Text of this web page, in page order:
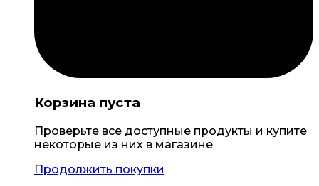
Корзина пуста
Проверьте все доступные продукты и купите
некоторые из них в магазине
Продолжить покупки